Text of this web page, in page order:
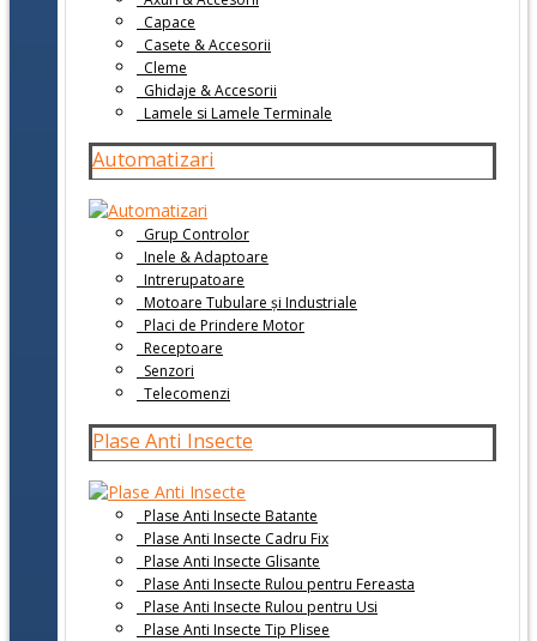
Capace
Casete & Accesorii
Cleme
Ghidaje & Accesorii
Lamele si Lamele Terminale
Automatizari
Grup Controlor
Inele & Adaptoare
Intrerupatoare
Motoare Tubulare și Industriale
Placi de Prindere Motor
Receptoare
Senzori
Telecomenzi
Plase Anti Insecte
Plase Anti Insecte Batante
Plase Anti Insecte Cadru Fix
Plase Anti Insecte Glisante
Plase Anti Insecte Rulou pentru Fereasta
Plase Anti Insecte Rulou pentru Usi
Plase Anti Insecte Tip Plisee